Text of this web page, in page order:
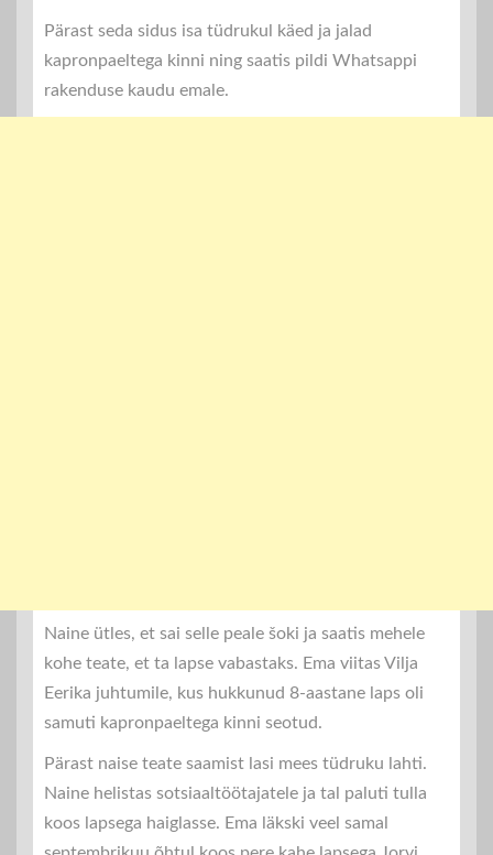
Pärast seda sidus isa tüdrukul käed ja jalad
kapronpaeltega kinni ning saatis pildi Whatsappi
rakenduse kaudu emale.
Naine ütles, et sai selle peale šoki ja saatis mehele
kohe teate, et ta lapse vabastaks. Ema viitas Vilja
Eerika juhtumile, kus hukkunud 8-aastane laps oli
samuti kapronpaeltega kinni seotud.
Pärast naise teate saamist lasi mees tüdruku lahti.
Naine helistas sotsiaaltöötajatele ja tal paluti tulla
koos lapsega haiglasse. Ema läkski veel samal